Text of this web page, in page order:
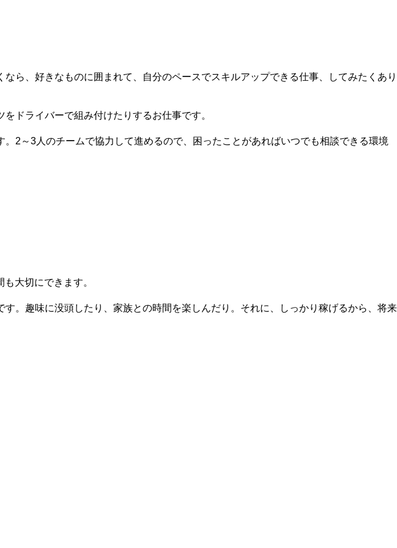
ら、好きなものに囲まれて、自分のペースでスキルアップできる仕事、してみたくあり
ドライバーで組み付けたりするお仕事です。
2～3人のチームで協力して進めるので、困ったことがあればいつでも相談できる環境
大切にできます。
。趣味に没頭したり、家族との時間を楽しんだり。それに、しっかり稼げるから、将来